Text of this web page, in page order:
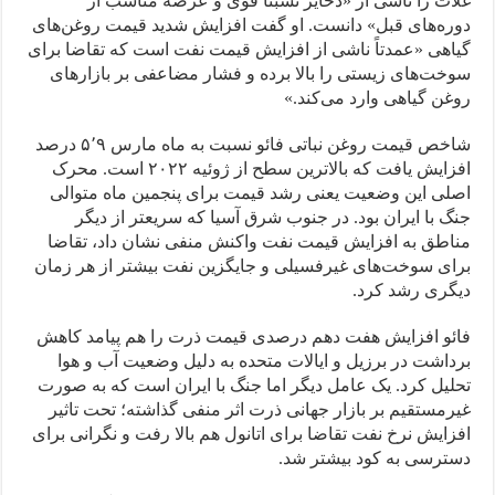
دوره‌های قبل» دانست. او گفت افزایش شدید قیمت روغن‌های
گیاهی «عمدتاً ناشی از افزایش قیمت نفت است که تقاضا برای
سوخت‌های زیستی را بالا برده و فشار مضاعفی بر بازارهای
روغن گیاهی وارد می‌کند.»
شاخص قیمت روغن نباتی فائو نسبت به ماه مارس ۵٬۹ درصد
افزایش یافت که بالاترین سطح از ژوئیه ۲۰۲۲ است. محرک
اصلی این وضعیت یعنی رشد قیمت برای پنجمین ماه متوالی
جنگ با ایران بود. در جنوب شرق آسیا که سریعتر از دیگر
مناطق به افزایش قیمت نفت واکنش منفی نشان داد، تقاضا
برای سوخت‌های غیرفسیلی و جایگزین نفت بیشتر از هر زمان
دیگری رشد کرد.
فائو افزایش هفت دهم درصدی قیمت ذرت را هم پیامد کاهش
برداشت در برزیل و ایالات متحده به دلیل وضعیت آب و هوا
تحلیل کرد. یک عامل دیگر اما جنگ با ایران است که به صورت
غیرمستقیم بر بازار جهانی ذرت اثر منفی گذاشته؛ تحت تاثیر
افزایش نرخ نفت تقاضا برای اتانول هم بالا رفت و نگرانی برای
دسترسی به کود بیشتر شد.